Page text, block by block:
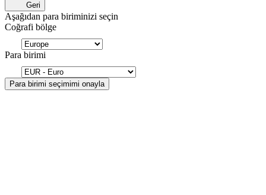
Geri
Aşağıdan para biriminizi seçin
Coğrafi bölge
Para birimi
Para birimi seçimimi onayla